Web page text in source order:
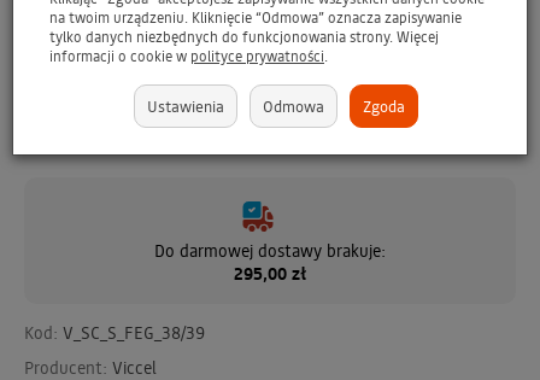
brakuje199 zł
Do darmowej dostawy brakuje:
295,00 zł
Kod: V_SC_S_FEG_38/39
Producent: Viccel
na twoim urządzeniu. Kliknięcie “Odmowa” oznacza zapisywanie
tylko danych niezbędnych do funkcjonowania strony. Więcej
informacji o cookie w polityce prywatności.
Ustawienia Odmowa Zgoda